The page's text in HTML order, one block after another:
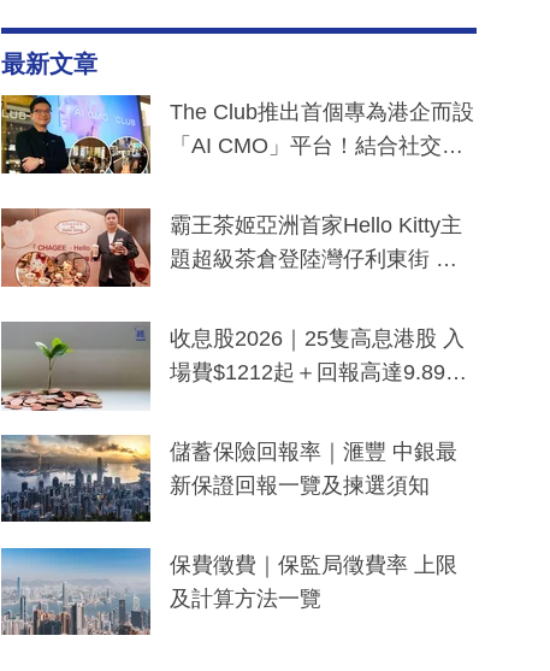
最新文章
The Club推出首個專為港企而設
「AI CMO」平台！結合社交聆
分鐘生成「貼地」宣傳短片
霸王茶姬亞洲首家Hello Kitty主
題超級茶倉登陸灣仔利東街 推
y及香港限定特調系列
收息股2026｜25隻高息港股 入
場費$1212起＋回報高達9.89
儲蓄保險回報率｜滙豐 中銀最
新保證回報一覽及揀選須知
保費徵費｜保監局徵費率 上限
及計算方法一覽